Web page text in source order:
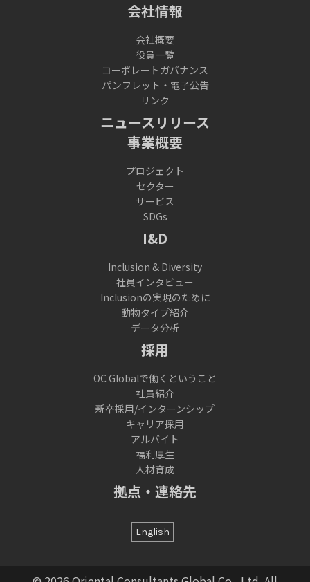
会社情報
会社概要
役員一覧
コーポレートガバナンス
パンフレット・電子公告
リンク
ニュースリリース
事業概要
プロジェクト
セクター
サービス
SDGs
I&D
Inclusion & Diversity
社員インタビュー
Inclusionの実現のために
動物タイプ紹介
データ分析
採用
OC Globalで働くということ
社員紹介
新卒採用/インターンシップ
キャリア採用
アルバイト
福利厚生
人材育成
拠点・連絡先
English